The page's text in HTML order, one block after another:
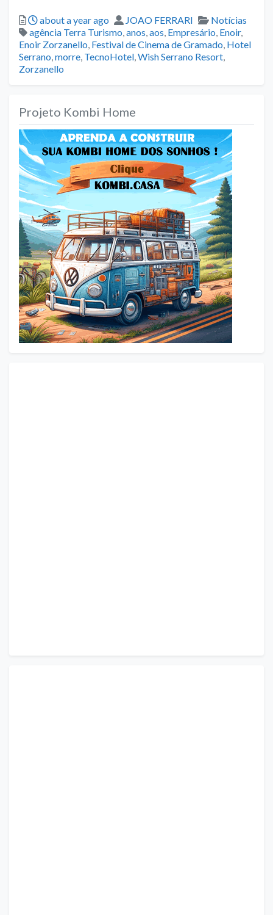
Posted
about a year ago Author
JOAO FERRARI Categories
Notícias
Tags
agência Terra Turismo,anos,aos, Empresário, Enoir,
Enoir Zorzanello, Festival de Cinema de Gramado, Hotel
Serrano,morre, TecnoHotel,Wish Serrano Resort,
Zorzanello
Projeto Kombi Home